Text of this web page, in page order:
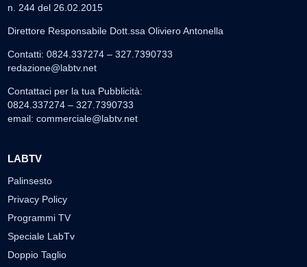
n. 244 del 26.02.2015
Direttore Responsabile Dott.ssa Oliviero Antonella
Contatti: 0824.337274 – 327.7390733
redazione@labtv.net
Contattaci per la tua Pubblicità:
0824.337274 – 327.7390733
email: commerciale@labtv.net
LABTV
Palinsesto
Privacy Policy
Programmi TV
Speciale LabTv
Doppio Taglio